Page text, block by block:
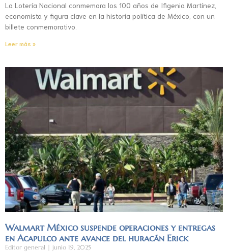
La Lotería Nacional conmemora los 100 años de Ifigenia Martínez,
economista y figura clave en la historia política de México, con un
billete conmemorativo.
Leer más »
Walmart México suspende operaciones y entregas
en Acapulco ante avance del huracán Erick
Editor general junio 19, 2025